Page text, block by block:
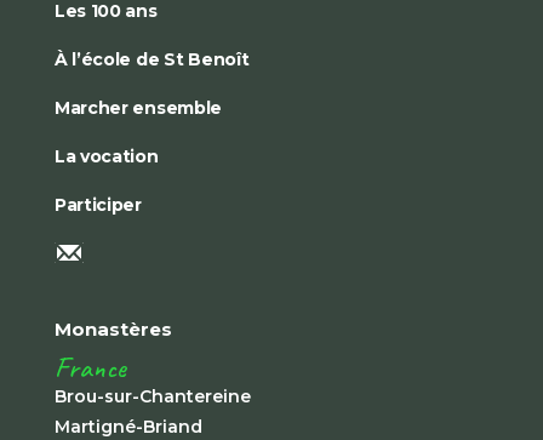
Les 100 ans
À l’école de St Benoît
Marcher ensemble
La vocation
Participer
Monastères
France
Brou-sur-Chantereine
Martigné-Briand